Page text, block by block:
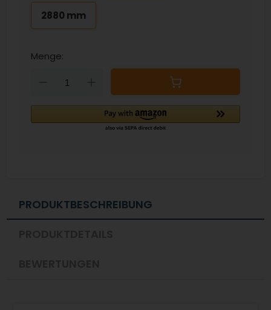
2880 mm
Menge:
Down
PRODUKTBESCHREIBUNG